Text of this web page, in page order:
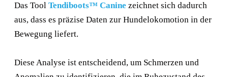
Das Tool Tendiboots™ Canine zeichnet sich dadurch
aus, dass es präzise Daten zur Hundelokomotion in der
Bewegung liefert.
Diese Analyse ist entscheidend, um Schmerzen und